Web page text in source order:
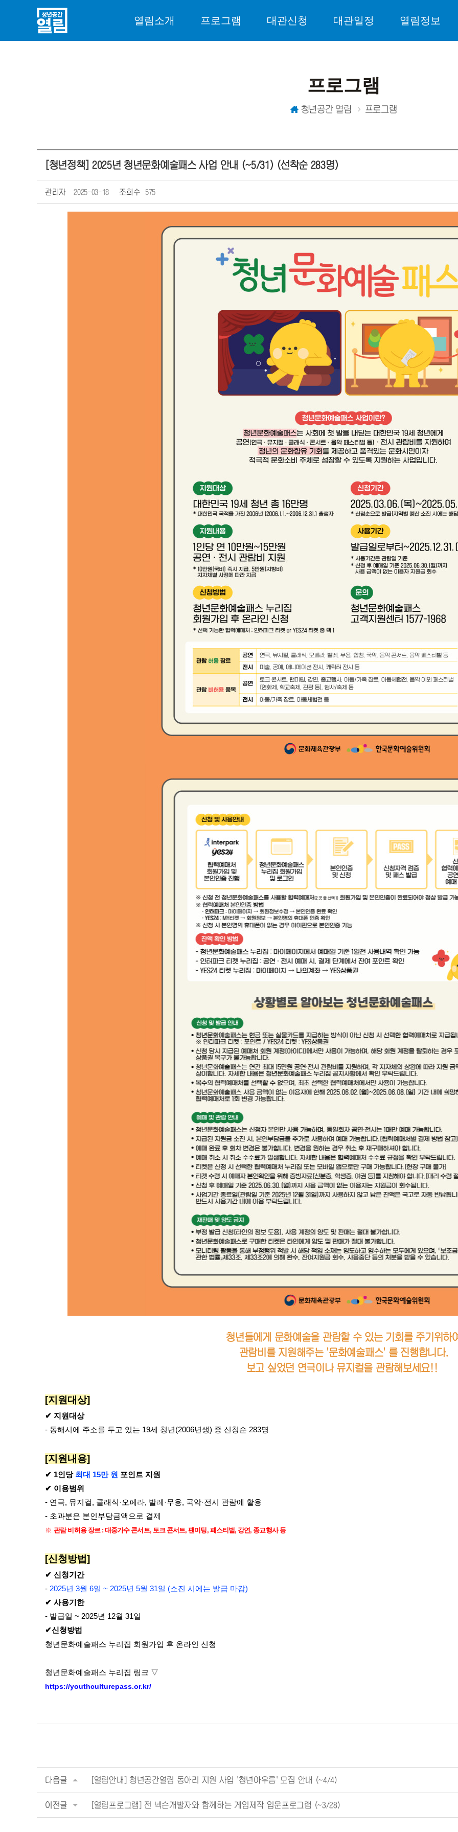
열림소개 프로그램 대관신청 대관일정 열림정보
프로그램
청년공간 열림 프로그램
[청년정책] 2025년 청년문화예술패스 사업 안내 (~5/31) (선착순 283명)
관리자 2025-03-18 조회수 575
청년들에게 문화예술을 관람할 수 있는 기회를 주기위하
관람비를 지원해주는 '문화예술패스' 를 진행합니다.
보고 싶었던 연극이나 뮤지컬을 관람해보세요!!
[지원대상]
✔ 지원대상
- 동해시에 주소를 두고 있는 19세 청년(2006년생) 중 신청순 283명
[지원내용]
✔ 1인당 최대 15만 원 포인트 지원
✔ 이용범위
- 연극, 뮤지컬, 클래식·오페라, 발레·무용, 국악·전시 관람에 활용
- 초과분은 본인부담금액으로 결제
※관람 비허용 장르 :대중가수 콘서트, 토크 콘서트,팬미팅, 페스티벌, 강연, 종교행사 등
[신청방법]
✔ 신청기간
- 2025년 3월 6일 ~ 2025년 5월 31일 (소진 시에는 발급 마감)
✔ 사용기한
- 발급일 ~ 2025년 12월 31일
✔신청방법
청년문화예술패스 누리집 회원가입 후 온라인 신청
청년문화예술패스 누리집 링크 ▽
https://youthculturepass.or.kr/
다음글 [열림안내] 청년공간열림 동아리 지원 사업 '청년아우름' 모집 안내 (~4/4)
이전글 [열림프로그램] 전 넥슨개발자와 함께하는 게임제작 입문프로그램 (~3/28)